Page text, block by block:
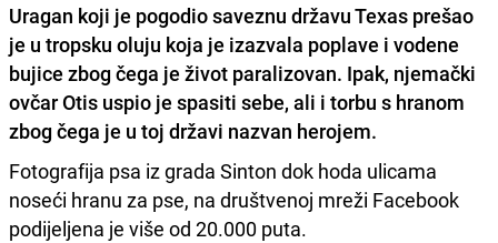
Uragan koji je pogodio saveznu državu Texas prešao
je u tropsku oluju koja je izazvala poplave i vodene
bujice zbog čega je život paralizovan. Ipak, njemački
ovčar Otis uspio je spasiti sebe, ali i torbu s hranom
zbog čega je u toj državi nazvan herojem.
Fotografija psa iz grada Sinton dok hoda ulicama
noseći hranu za pse, na društvenoj mreži Facebook
podijeljena je više od 20.000 puta.